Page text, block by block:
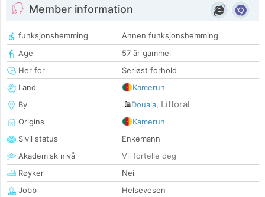
Member information
funksjonshemming
Annen funksjonshemming
Age
57 år gammel
Her for
Seriøst forhold
Land
Kamerun
By
Douala, Littoral
Origins
Kamerun
Sivil status
Enkemann
Akademisk nivå
Vil fortelle deg
Røyker
Nei
Jobb
Helsevesen